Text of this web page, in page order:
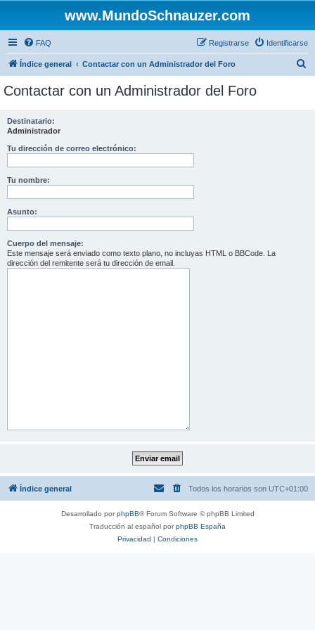
www.MundoSchnauzer.com
FAQ Identificarse
Registrarse
Índice general Contactar con un Administrador del Foro
Contactar con un Administrador del Foro
Destinatario:
Administrador
Tu dirección de correo electrónico:
Tu nombre:
Asunto:
Cuerpo del mensaje:
Este mensaje será enviado como texto plano, no incluyas HTML o BBCode. La
dirección del remitente será tu dirección de email.
Índice general Todos los horarios son UTC+01:00
Desarrollado porphpBB® Forum Software © phpBB Limited
Traducción al español porphpBB España
Privacidad | Condiciones